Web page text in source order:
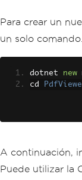
Para crear un
un solo
dotnet new
cd
A continuación,
Puede utilizar la